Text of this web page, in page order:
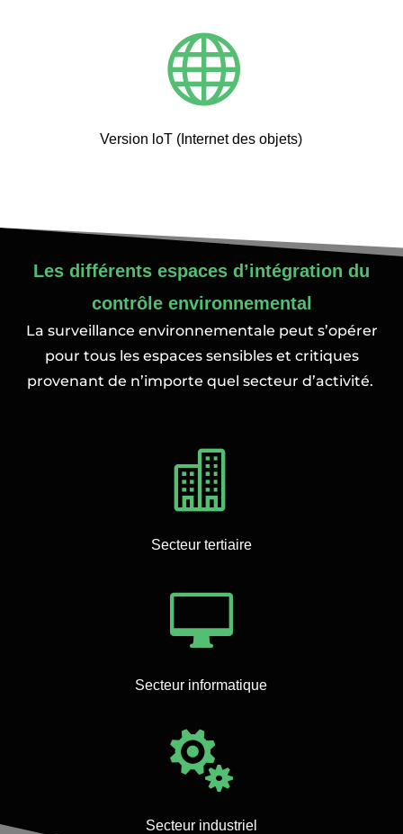

Version loT (Internet des objets)
Les différents espaces d’intégration du
contrôle environnemental
La surveillance environnementale peut s’opérer
pour tous les espaces sensibles et critiques
provenant de n’importe quel secteur d’activité.

Secteur tertiaire

Secteur informatique

Secteur industriel